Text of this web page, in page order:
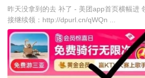
昨天没拿到的去 补了 - 美团app首页横幅进
接继续领：http://dpurl.cn/qWQn ...